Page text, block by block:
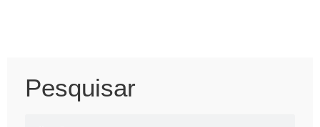
Pesquisar